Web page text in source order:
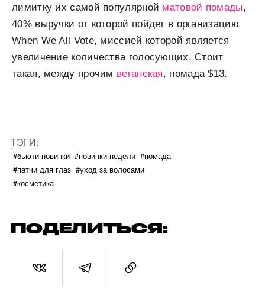
лимитку их самой популярной матовой помады,
40% выручки от которой пойдет в организацию
When We All Vote, миссией которой является
увеличение количества голосующих. Стоит
такая, между прочим веганская, помада $13.
ТЭГИ:
#бьюти-новинки #новинки недели #помада
#патчи для глаз #уход за волосами
#косметика
ПОДЕЛИТЬСЯ: